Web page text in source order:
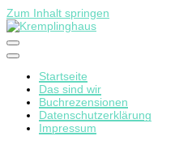
Zum Inhalt springen
Startseite
Das sind wir
Buchrezensionen
Datenschutzerklärung
Impressum